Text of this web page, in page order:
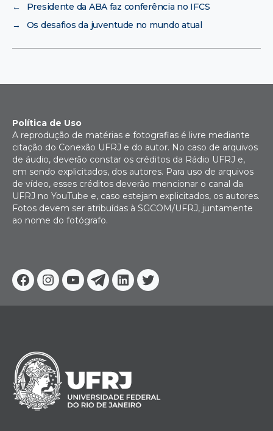
←
Presidente da ABA faz conferência no IFCS
→
Os desafios da juventude no mundo atual
Facebook
Instagram
YoutubeTelegram
Linkedin
Twitter
Política de Uso
A reprodução de matérias e fotografias é livre mediante
citação do Conexão UFRJ e do autor. No caso de arquivos
de áudio, deverão constar os créditos da Rádio UFRJ e,
em sendo explicitados, dos autores. Para uso de arquivos
de vídeo, esses créditos deverão mencionar o canal da
UFRJ no YouTube e, caso estejam explicitados, os autores.
Fotos devem ser atribuídas à SGCOM/UFRJ, juntamente
ao nome do fotógrafo.